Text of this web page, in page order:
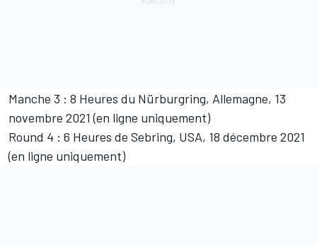
Manche 3 : 8 Heures du Nürburgring, Allemagne, 13
novembre 2021 (en ligne uniquement)
Round 4 : 6 Heures de Sebring, USA, 18 décembre 2021
(en ligne uniquement)